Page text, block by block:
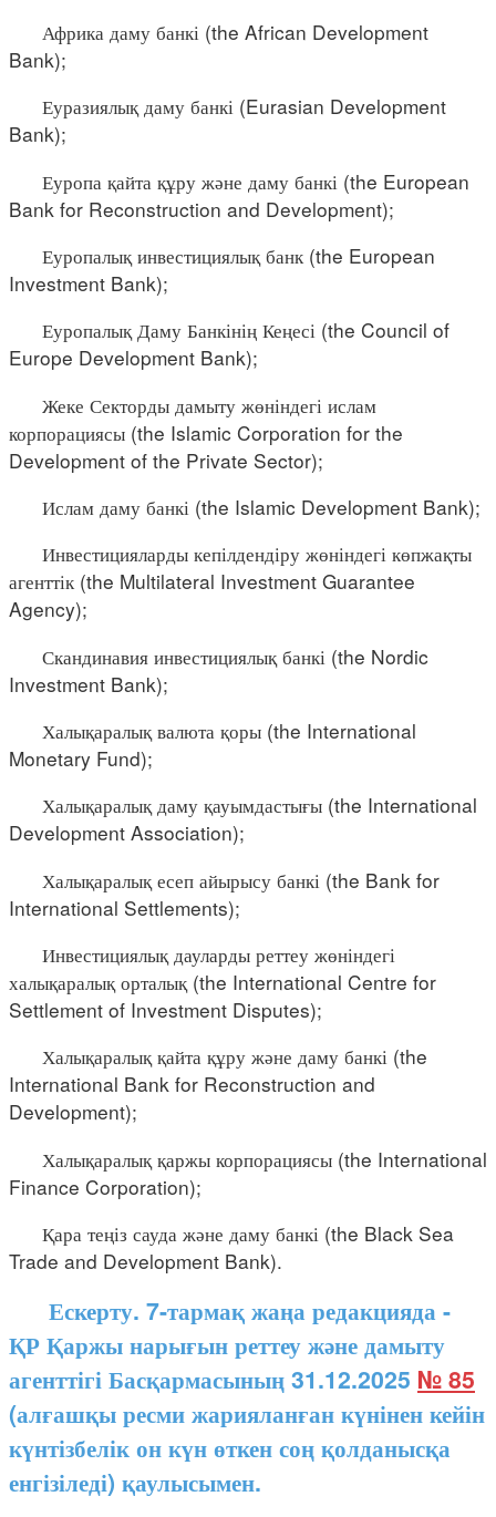
Африка даму банкі (the African Development
Bank);
Еуразиялық даму банкі (Eurasian Development
Bank);
Еуропа қайта құру және даму банкі (the European
Bank for Reconstruction and Development);
Еуропалық инвестициялық банк (the European
Investment Bank);
Еуропалық Даму Банкінің Кеңесі (the Council of
Europe Development Bank);
Жеке Секторды дамыту жөніндегі ислам
корпорациясы (the Islamic Corporation for the
Development of the Private Sector);
Ислам даму банкі (the Islamic Development Bank);
Инвестицияларды кепілдендіру жөніндегі көпжақты
агенттік (the Multilateral Investment Guarantee
Agency);
Скандинавия инвестициялық банкі (the Nordic
Investment Bank);
Халықаралық валюта қоры (the International
Monetary Fund);
Халықаралық даму қауымдастығы (the International
Development Association);
Халықаралық есеп айырысу банкі (the Bank for
International Settlements);
Инвестициялық дауларды реттеу жөніндегі
халықаралық орталық (the International Centre for
Settlement of Investment Disputes);
Халықаралық қайта құру және даму банкі (the
International Bank for Reconstruction and
Development);
Халықаралық қаржы корпорациясы (the International
Finance Corporation);
Қара теңіз сауда және даму банкі (the Black Sea
Trade and Development Bank).
Ескерту. 7-тармақ жаңа редакцияда -
ҚР Қаржы нарығын реттеу және дамыту
агенттігі Басқармасының 31.12.2025 № 85
(алғашқы ресми жарияланған күнінен кейін
күнтізбелік он күн өткен соң қолданысқа
енгізіледі) қаулысымен.